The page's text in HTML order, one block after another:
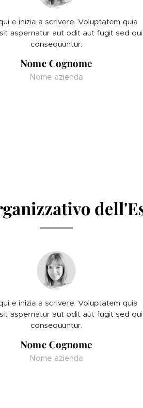
e inizia a scrivere. Voluptatem quia
aspernatur aut odit aut fugit sed
consequuntur.
Nome Cognome
Nome azienda
e inizia a scrivere. Voluptatem quia
aspernatur aut odit aut fugit sed
consequuntur.
Nome Cognome
Nome azienda